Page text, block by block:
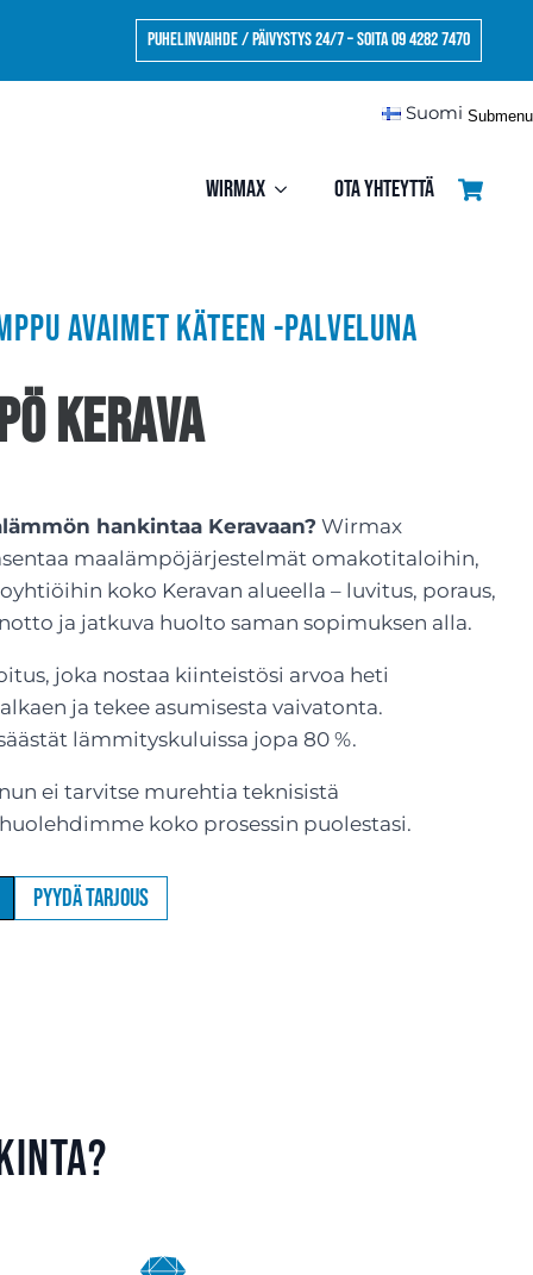
Puhelinvaihde / Päivystys 24/7 – Soita 09 4282 7470
Suomi
Wirmax Ota yhteyttä
avaimet käteen -palveluna
Kerava
hankintaa Keravaan? Wirmax
maalämpöjärjestelmät omakotitaloihin,
koko Keravan alueella – luvitus, poraus,
ja jatkuva huolto saman sopimuksen alla.
joka nostaa kiinteistösi arvoa heti
ja tekee asumisesta vaivatonta.
lämmityskuluissa jopa 80 %.
ei tarvitse murehtia teknisistä
koko prosessin puolestasi.
Pyydä tarjous